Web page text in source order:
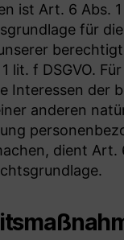
ist Art. 6 Abs. 1
für
lit. f DSGVO.
Interessen der
anderen
dient Art.